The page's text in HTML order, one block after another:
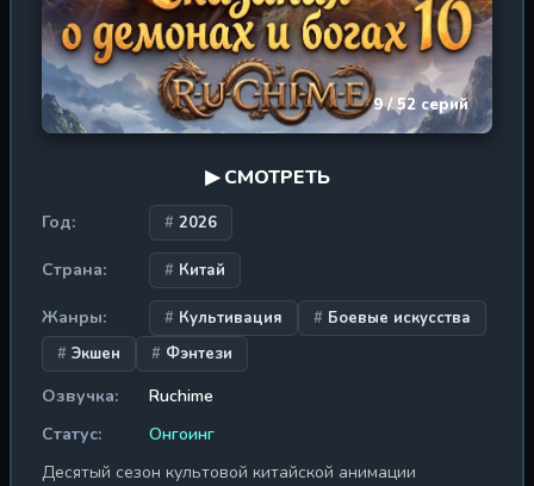
9 / 52 серий
▶ СМОТРЕТЬ
Год: 2026
Страна: Китай
Жанры: Культивация
Боевые искусства
Экшен
Фэнтези
Озвучка:
Ruchime
Статус:
Онгоинг
Десятый сезон культовой китайской анимации